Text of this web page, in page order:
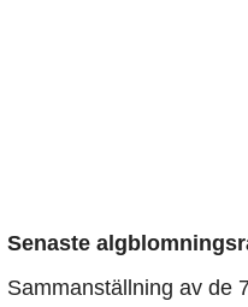
Senaste
Sammanställning av de